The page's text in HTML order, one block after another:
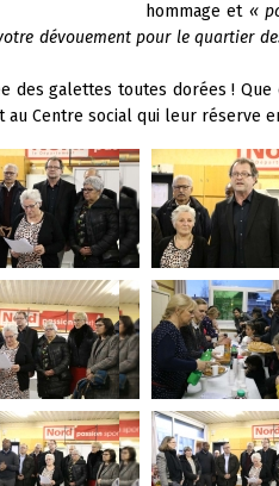
hommage et «
dévouement pour le quartier
des galettes toutes dorées !
au Centre social qui leur réserve